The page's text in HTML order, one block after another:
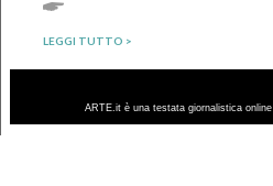
LEGGI TUTTO >
ARTE.it è una testata giornalistica